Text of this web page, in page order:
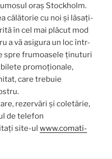
oraș Stockholm.
călătorie cu noi și lăsați-
în cel mai plăcut mod
a vă asigura un loc într-
spre frumoasele ținuturi
bilete promoționale,
care trebuie
rezervări și coletărie,
de telefon
site-ul www.comati-